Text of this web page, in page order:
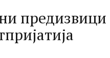
предизвици